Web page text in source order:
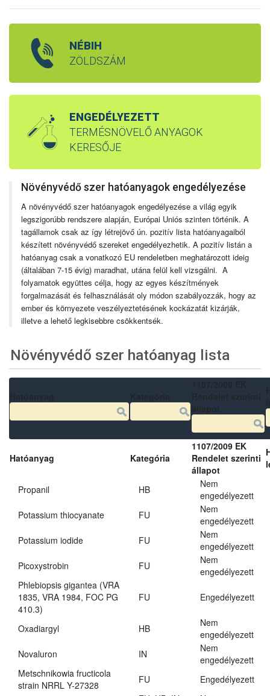
NÉBIH
ZÖLDSZÁM
ENGEDÉLYEZETT
TERMÉSNÖVELŐ ANYAGOK
KERESŐJE
Növényvédő szer hatóanyagok engedélyezése
A növényvédő szer hatóanyagok engedélyezése a világ egyik
legszigorúbb rendszere alapján, Európai Uniós szinten történik. A
tagállamok csak az így létrejövő ún. pozitív lista hatóanyagaiból
készített növényvédő szereket engedélyezhetik. A pozitív listán a
hatóanyag csak a vonatkozó EU rendeletben meghatározott ideig
(általában 7-15 évig) maradhat, utána felül kell vizsgálni. A
folyamatok együttes célja, hogy az egyes készítmények
forgalmazását és felhasználását oly módon szabályozzák, hogy az
ember és környezete veszélyeztetésének kockázatát kizárják,
illetve a lehető legkisebbre csökkentsék.
Növényvédő szer hatóanyag lista
Hatóanyag Kategória
1107/2009 EK
Rendelet szerinti
állapot
Propanil HB
Nem
engedélyezett
Potassium thiocyanate
FU
Nem
engedélyezett
Potassium iodide
FU
Nem
engedélyezett
Picoxystrobin
FU
Nem
engedélyezett
Phlebiopsis gigantea (VRA
1835, VRA 1984, FOC PG
410.3)
FU Engedélyezett
Oxadiargyl HB
Nem
engedélyezett
Novaluron
IN
Nem
engedélyezett
Metschnikowia fructicola
strain NRRL Y-27328
FU Engedélyezett